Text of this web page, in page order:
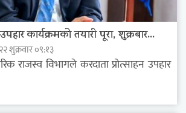
कार्यक्रमको तयारी पूरा, शुक्रबार...
शुक्रवार ०९:१३
राजस्व विभागले करदाता प्रोत्साहन उपहार